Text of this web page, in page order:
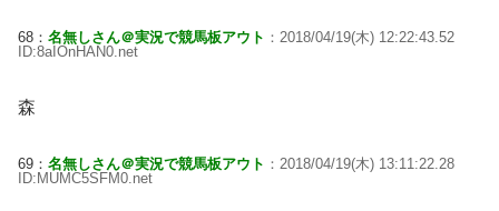
68： 名無しさん＠実況で競馬板アウト ：2018/04/19(木) 12:22:43.52
ID:8aIOnHAN0.net
森
69： 名無しさん＠実況で競馬板アウト ：2018/04/19(木) 13:11:22.28
ID:MUMC5SFM0.net